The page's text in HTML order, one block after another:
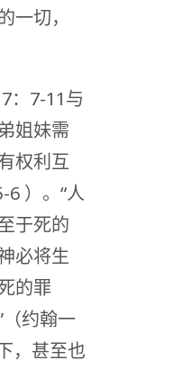
一切，
：7-11与
姐妹需
权利互
6 ）。“人
于死的
必将生
的罪
约翰一
，甚至也